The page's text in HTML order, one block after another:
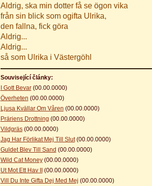
Aldrig, ska min dotter få se ögon vika
från sin blick som ogifta Ulrika,
den fallna, fick göra
Aldrig...
Aldrig...
så som Ulrika i Västergöhl
Související články:
I Gott Bevar(00.00.0000)
Överheten (00.00.0000)
Ljusa Kvällar Om Våren (00.00.0000)
Präriens Drottning (00.00.0000)
Vildgräs(00.00.0000)
Jag Har Förlikat Mej Till Slut(00.00.0000)
Guldet Blev Till Sand (00.00.0000)
Wild Cat Money(00.00.0000)
Ut Mot Ett Hav II
(00.00.0000)
Vill Du Inte Gifta Dej Med Mej (00.00.0000)